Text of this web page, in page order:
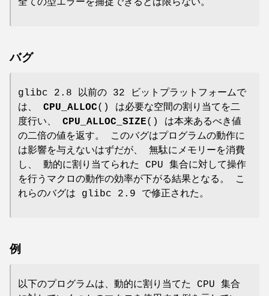
全ての型エラーを捕捉できるとは限らない。
バグ
glibc 2.8 以前の 32 ビットプラットフォームで
は、 CPU_ALLOC() は必要な空間の割り当てを二
度行い、 CPU_ALLOC_SIZE() は本来あるべき値
の二倍の値を返す。 このバグはプログラムの動作に
は影響を与えないはずだが、 無駄にメモリーを消費
し、 動的に割り当てられた CPU 集合に対して操作
を行うマクロの動作の効率が下がる結果となる。 こ
れらのバグは glibc 2.9 で修正された。
例
以下のプログラムは、動的に割り当てた CPU 集合